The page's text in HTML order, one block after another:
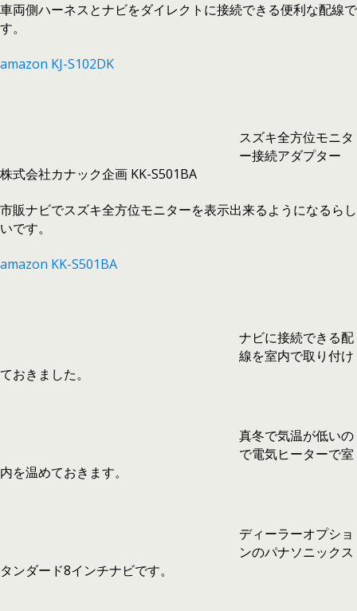
車両側ハーネスとナビをダイレクトに接続できる便利な配線で
す。
amazon KJ-S102DK
スズキ全方位モニタ
ー接続アダプター
株式会社カナック企画 KK-S501BA
市販ナビでスズキ全方位モニターを表示出来るようになるらし
いです。
amazon KK-S501BA
ナビに接続できる配
線を室内で取り付け
ておきました。
真冬で気温が低いの
で電気ヒーターで室
内を温めておきます。
ディーラーオプショ
ンのパナソニックス
タンダード8インチナビです。